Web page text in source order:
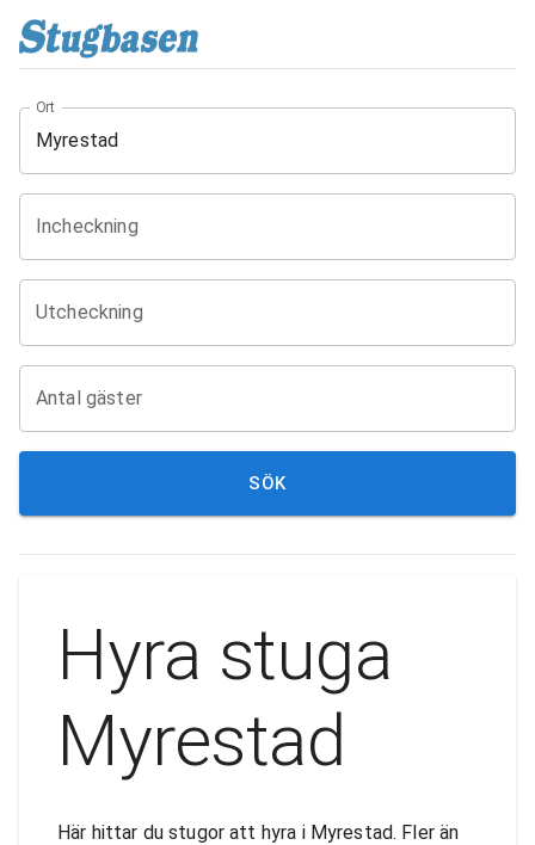
Ort
Incheckning
Utcheckning
Antal gäster
SÖK
Hyra stuga
Myrestad
Här hittar du stugor att hyra i Myrestad. Fler än